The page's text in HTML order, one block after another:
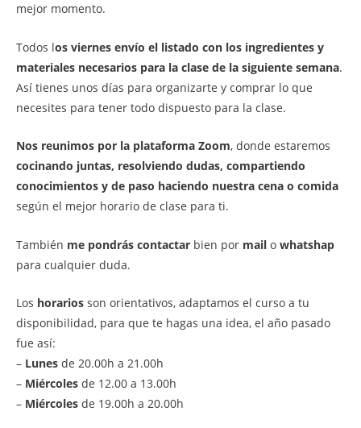
mejor momento.
Todos los viernes envío el listado con los ingredientes y
materiales necesarios para la clase de la siguiente semana.
Así tienes unos días para organizarte y comprar lo que
necesites para tener todo dispuesto para la clase.
Nos reunimos por la plataforma Zoom, donde estaremos
cocinando juntas, resolviendo dudas, compartiendo
conocimientos y de paso haciendo nuestra cena o comida
según el mejor horario de clase para ti.
También me pondrás contactar bien por mail o whatshap
para cualquier duda.
Los horarios son orientativos, adaptamos el curso a tu
disponibilidad, para que te hagas una idea, el año pasado
fue así:
– Lunes de 20.00h a 21.00h
– Miércoles de 12.00 a 13.00h
– Miércoles de 19.00h a 20.00h